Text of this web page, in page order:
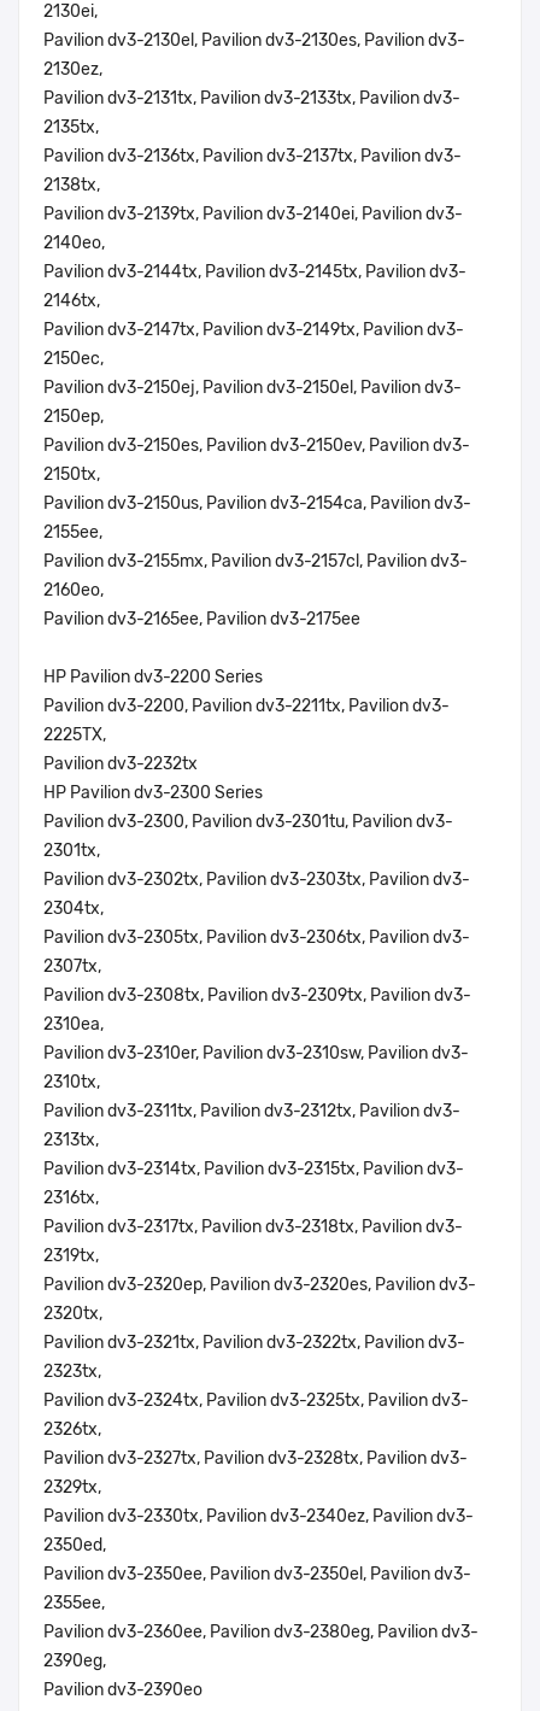
2130ei,
Pavilion dv3-2130el, Pavilion dv3-2130es, Pavilion dv3-
2130ez,
Pavilion dv3-2131tx, Pavilion dv3-2133tx, Pavilion dv3-
2135tx,
Pavilion dv3-2136tx, Pavilion dv3-2137tx, Pavilion dv3-
2138tx,
Pavilion dv3-2139tx, Pavilion dv3-2140ei, Pavilion dv3-
2140eo,
Pavilion dv3-2144tx, Pavilion dv3-2145tx, Pavilion dv3-
2146tx,
Pavilion dv3-2147tx, Pavilion dv3-2149tx, Pavilion dv3-
2150ec,
Pavilion dv3-2150ej, Pavilion dv3-2150el, Pavilion dv3-
2150ep,
Pavilion dv3-2150es, Pavilion dv3-2150ev, Pavilion dv3-
2150tx,
Pavilion dv3-2150us, Pavilion dv3-2154ca, Pavilion dv3-
2155ee,
Pavilion dv3-2155mx, Pavilion dv3-2157cl, Pavilion dv3-
2160eo,
Pavilion dv3-2165ee, Pavilion dv3-2175ee
HP Pavilion dv3-2200 Series
Pavilion dv3-2200, Pavilion dv3-2211tx, Pavilion dv3-
2225TX,
Pavilion dv3-2232tx
HP Pavilion dv3-2300 Series
Pavilion dv3-2300, Pavilion dv3-2301tu, Pavilion dv3-
2301tx,
Pavilion dv3-2302tx, Pavilion dv3-2303tx, Pavilion dv3-
2304tx,
Pavilion dv3-2305tx, Pavilion dv3-2306tx, Pavilion dv3-
2307tx,
Pavilion dv3-2308tx, Pavilion dv3-2309tx, Pavilion dv3-
2310ea,
Pavilion dv3-2310er, Pavilion dv3-2310sw, Pavilion dv3-
2310tx,
Pavilion dv3-2311tx, Pavilion dv3-2312tx, Pavilion dv3-
2313tx,
Pavilion dv3-2314tx, Pavilion dv3-2315tx, Pavilion dv3-
2316tx,
Pavilion dv3-2317tx, Pavilion dv3-2318tx, Pavilion dv3-
2319tx,
Pavilion dv3-2320ep, Pavilion dv3-2320es, Pavilion dv3-
2320tx,
Pavilion dv3-2321tx, Pavilion dv3-2322tx, Pavilion dv3-
2323tx,
Pavilion dv3-2324tx, Pavilion dv3-2325tx, Pavilion dv3-
2326tx,
Pavilion dv3-2327tx, Pavilion dv3-2328tx, Pavilion dv3-
2329tx,
Pavilion dv3-2330tx, Pavilion dv3-2340ez, Pavilion dv3-
2350ed,
Pavilion dv3-2350ee, Pavilion dv3-2350el, Pavilion dv3-
2355ee,
Pavilion dv3-2360ee, Pavilion dv3-2380eg, Pavilion dv3-
2390eg,
Pavilion dv3-2390eo